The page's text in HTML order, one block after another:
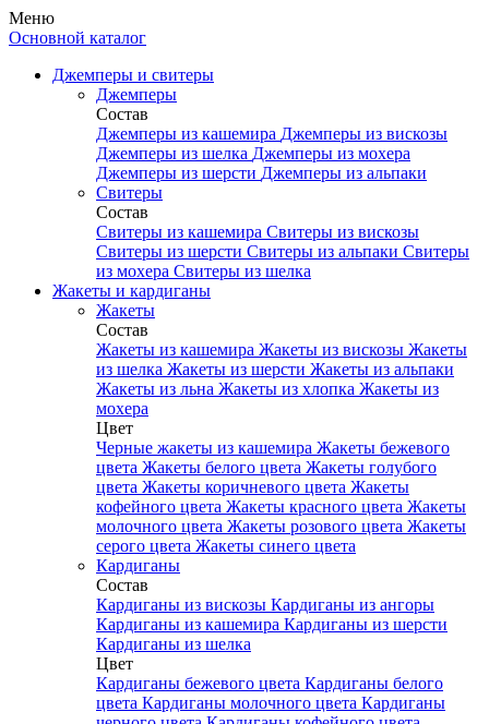
Меню
Основной каталог
Джемперы и свитеры
Джемперы
Состав
Джемперы из кашемира Джемперы из вискозы
Джемперы из шелка Джемперы из мохера
Джемперы из шерсти Джемперы из альпаки
Свитеры
Состав
Свитеры из кашемира Свитеры из вискозы
Свитеры из шерсти Свитеры из альпаки Свитеры
из мохера Свитеры из шелка
Жакеты и кардиганы
Жакеты
Состав
Жакеты из кашемира Жакеты из вискозы Жакеты
из шелка Жакеты из шерсти Жакеты из альпаки
Жакеты из льна Жакеты из хлопка Жакеты из
мохера
Цвет
Черные жакеты из кашемира Жакеты бежевого
цвета Жакеты белого цвета Жакеты голубого
цвета Жакеты коричневого цвета Жакеты
кофейного цвета Жакеты красного цвета Жакеты
молочного цвета Жакеты розового цвета Жакеты
серого цвета Жакеты синего цвета
Кардиганы
Состав
Кардиганы из вискозы Кардиганы из ангоры
Кардиганы из кашемира Кардиганы из шерсти
Кардиганы из шелка
Цвет
Кардиганы бежевого цвета Кардиганы белого
цвета Кардиганы молочного цвета Кардиганы